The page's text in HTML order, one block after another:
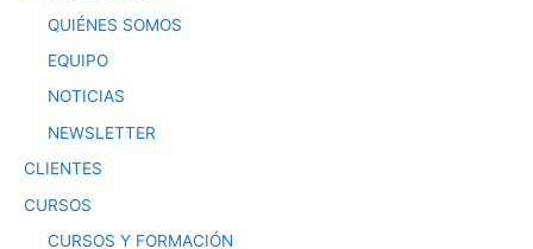
QUIÉNES SOMOS
EQUIPO
NOTICIAS
NEWSLETTER
CLIENTES
CURSOS
CURSOS Y FORMACIÓN